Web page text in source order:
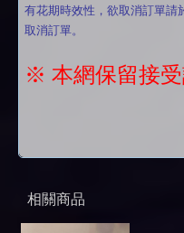
有花期時效性，欲取消訂單請
取消訂單。
※ 本網保留接受
相關商品